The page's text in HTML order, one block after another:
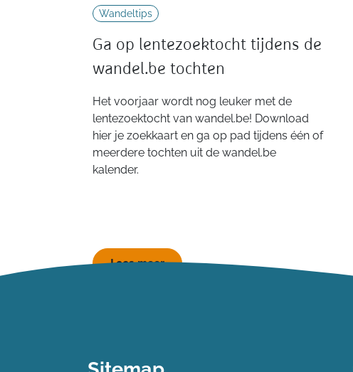
Wandeltips
Ga op lentezoektocht tijdens de
wandel.be tochten
Het voorjaar wordt nog leuker met de
lentezoektocht van wandel.be! Download
hier je zoekkaart en ga op pad tijdens één of
meerdere tochten uit de wandel.be
kalender.
Lees meer